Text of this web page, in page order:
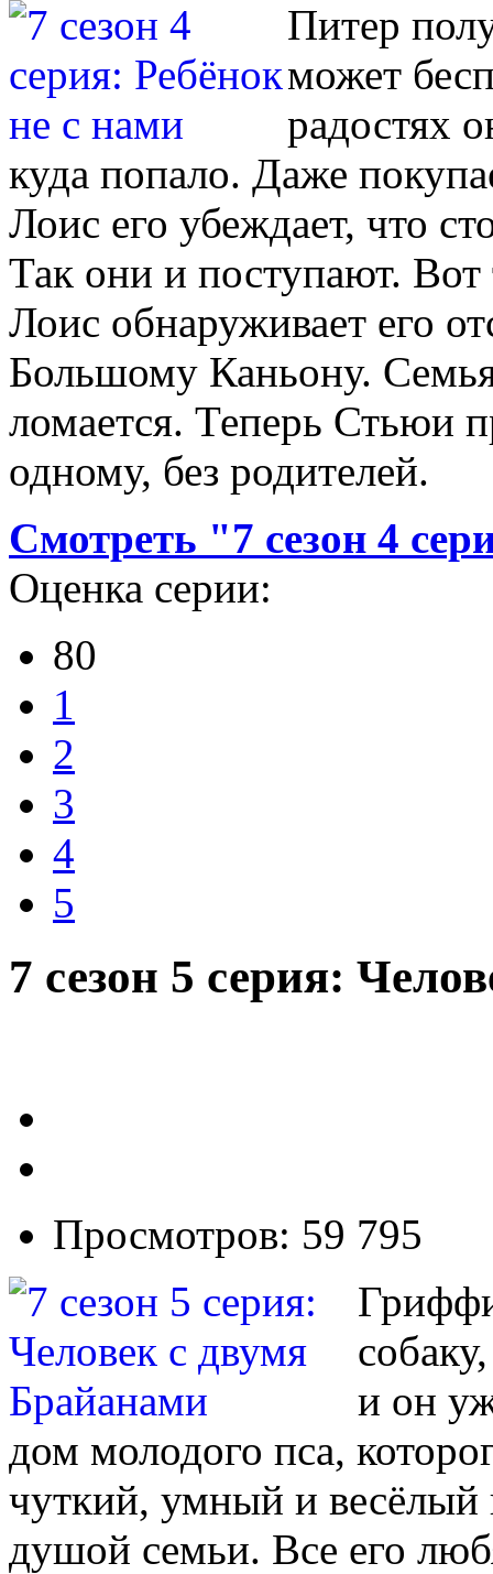
Питер
может
радостях
куда попало. Даже
Лоис его убеждает, что
Так они и поступают. Вот
Лоис обнаруживает его
Большому Каньону.
ломается. Теперь Стьюи
одному, без родителей.
Смотреть "7 сезон 4
Оценка серии:
80
1
2
3
4
5
7 сезон 5 серия:
Просмотров: 59 795
и он
дом молодого пса,
чуткий, умный и весёлый
душой семьи. Все его